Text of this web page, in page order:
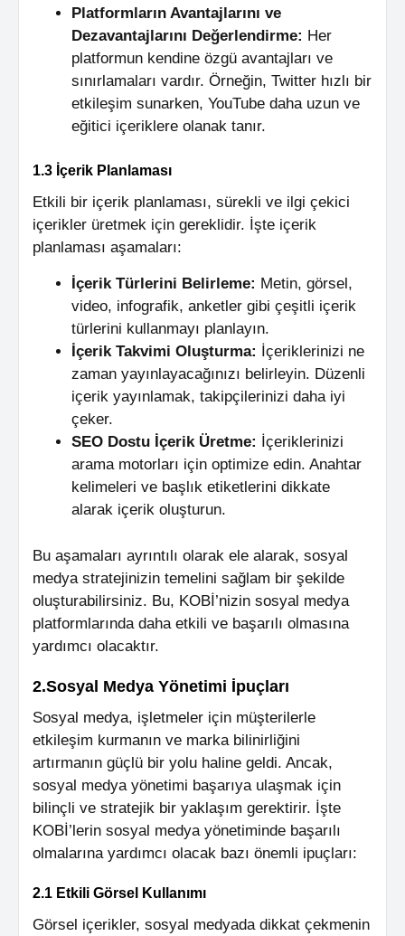
Platformların Avantajlarını ve
Dezavantajlarını Değerlendirme: Her
platformun kendine özgü avantajları ve
sınırlamaları vardır. Örneğin, Twitter hızlı bir
etkileşim sunarken, YouTube daha uzun ve
eğitici içeriklere olanak tanır.
1.3 İçerik Planlaması
Etkili bir içerik planlaması, sürekli ve ilgi çekici
içerikler üretmek için gereklidir. İşte içerik
planlaması aşamaları:
İçerik Türlerini Belirleme: Metin, görsel,
video, infografik, anketler gibi çeşitli içerik
türlerini kullanmayı planlayın.
İçerik Takvimi Oluşturma: İçeriklerinizi ne
zaman yayınlayacağınızı belirleyin. Düzenli
içerik yayınlamak, takipçilerinizi daha iyi
çeker.
SEO Dostu İçerik Üretme: İçeriklerinizi
arama motorları için optimize edin. Anahtar
kelimeleri ve başlık etiketlerini dikkate
alarak içerik oluşturun.
Bu aşamaları ayrıntılı olarak ele alarak, sosyal
medya stratejinizin temelini sağlam bir şekilde
oluşturabilirsiniz. Bu, KOBİ’nizin sosyal medya
platformlarında daha etkili ve başarılı olmasına
yardımcı olacaktır.
2.Sosyal Medya Yönetimi İpuçları
Sosyal medya, işletmeler için müşterilerle
etkileşim kurmanın ve marka bilinirliğini
artırmanın güçlü bir yolu haline geldi. Ancak,
sosyal medya yönetimi başarıya ulaşmak için
bilinçli ve stratejik bir yaklaşım gerektirir. İşte
KOBİ’lerin sosyal medya yönetiminde başarılı
olmalarına yardımcı olacak bazı önemli ipuçları:
2.1 Etkili Görsel Kullanımı
Görsel içerikler, sosyal medyada dikkat çekmenin